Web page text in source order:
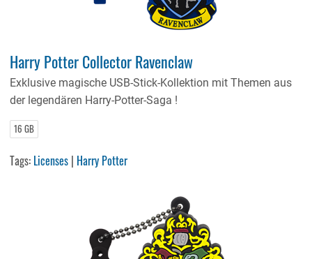
Harry Potter Collector Ravenclaw
Exklusive magische USB-Stick-Kollektion mit Themen aus
der legendären Harry-Potter-Saga !
16 GB
Tags: Licenses | Harry Potter